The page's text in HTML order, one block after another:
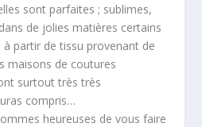
sont parfaites ; sublimes,
de jolies matières certains
partir de tissu provenant de
maisons de coutures
surtout très très
compris…
heureuses de vous faire